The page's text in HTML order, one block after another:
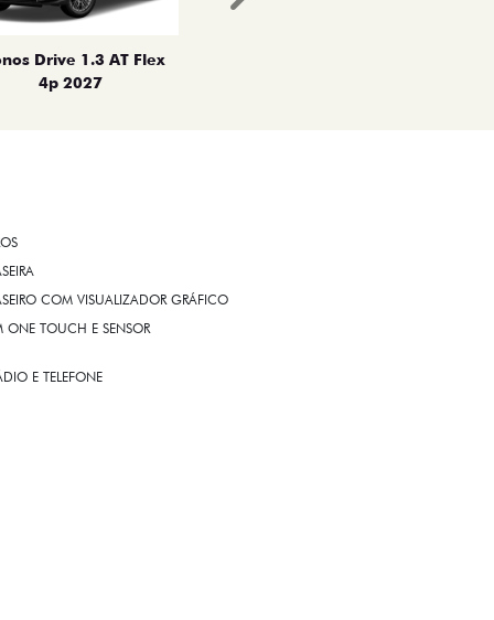
Drive 1.3 AT Flex
4p 2027
Próximo
COM VISUALIZADOR GRÁFICO
ONE TOUCH E SENSOR
E TELEFONE